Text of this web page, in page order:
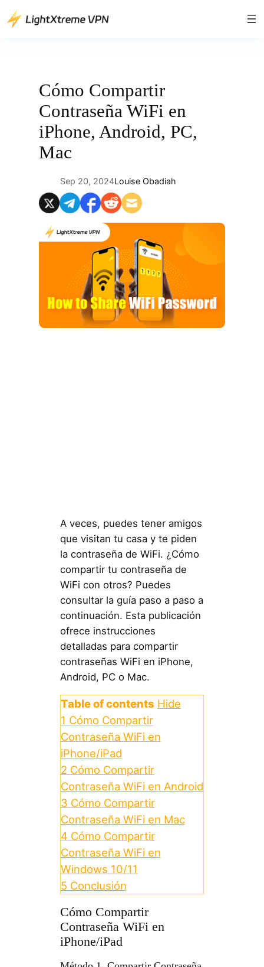
Saltar
Cómo Compartir
Contraseña WiFi en
iPhone, Android, PC,
Mac
Sep 20, 2024Louise Obadiah
A veces, puedes tener amigos
que visitan tu casa y te piden
la contraseña de WiFi. ¿Cómo
compartir tu contraseña de
WiFi con otros? Puedes
consultar la guía paso a paso a
continuación. Esta publicación
ofrece instrucciones
detalladas para compartir
contraseñas WiFi en iPhone,
Android, PC o Mac.
Table of contents Hide
1 Cómo Compartir
Contraseña WiFi en
iPhone/iPad
2 Cómo Compartir
Contraseña WiFi en Android
3 Cómo Compartir
Contraseña WiFi en Mac
4 Cómo Compartir
Contraseña WiFi en
Windows 10/11
5 Conclusión
Cómo Compartir
Contraseña WiFi en
iPhone/iPad